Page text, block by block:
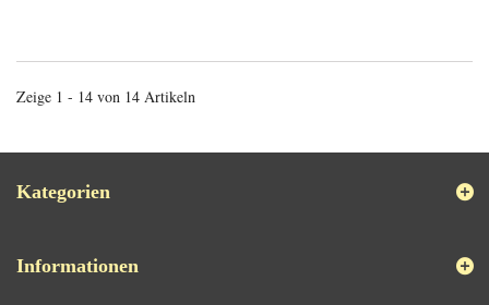
Zeige 1 - 14 von 14 Artikeln
Kategorien
Informationen